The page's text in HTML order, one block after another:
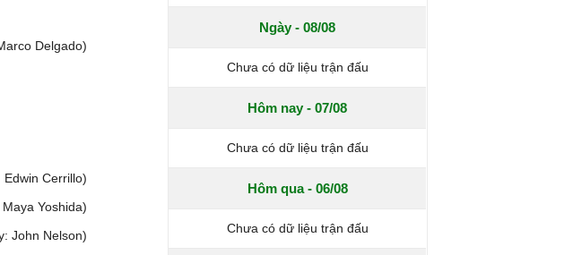
Delgado)
Cerrillo)
Yoshida)
John Nelson)
Ngày - 08/08
Chưa có dữ liệu trận đấu
Hôm nay - 07/08
Chưa có dữ liệu trận đấu
Hôm qua - 06/08
Chưa có dữ liệu trận đấu